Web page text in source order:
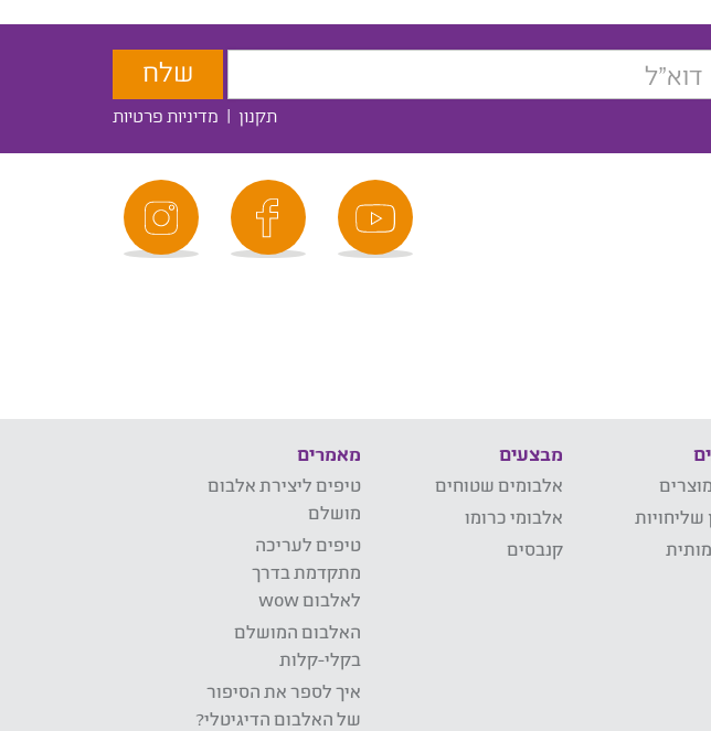
תקנון | מדיניות פרטיות
מבצעים
אלבומים שטוחים
אלבומי כרומו
קנבסים
מאמרים
טיפים ליצירת אלבום
מושלם
טיפים לעריכה
מתקדמת בדרך
לאלבום wow
האלבום המושלם
בקלי-קלות
איך לספר את הסיפור
של האלבום הדיגיטלי?